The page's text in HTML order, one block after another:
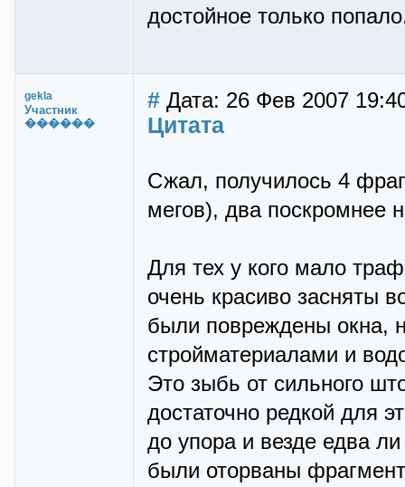
достойное только
gekla
Участник
������
# Дата: 26 Фев 2007
Цитата
Сжал, получилось 4
мегов), два поскромнее
Для тех у кого мало
очень красиво засняты
были повреждены окна,
стройматериалами и
Это зыбь от сильного
достаточно редкой для
до упора и везде едва
были оторваны